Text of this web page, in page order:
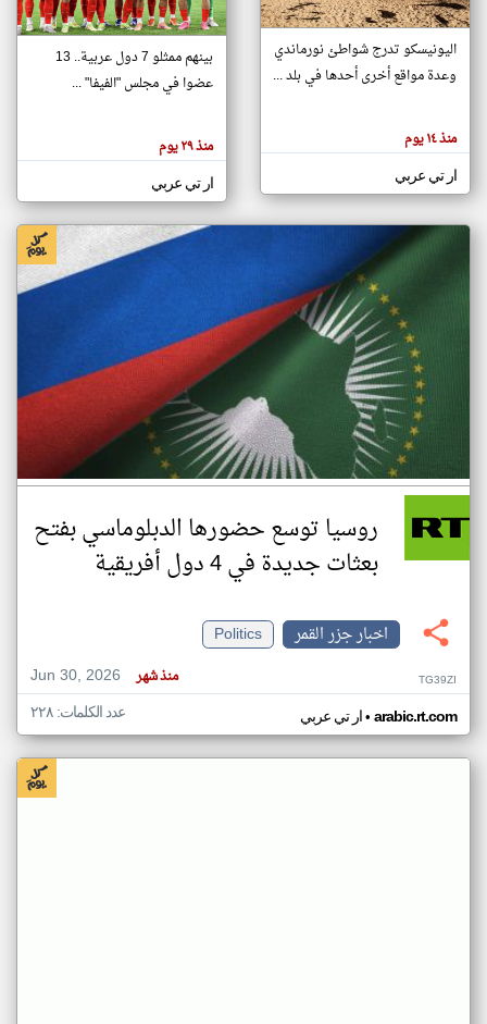
تغيير الدولة
اخبار جزر القمر على مدار الساعة
أهم اخبار جزر القمر العاجلة والمباشرة
هنا عن
وجهة
كاتبيها.
اليونيسكو تدرج شواطئ نورماندي
وعدة مواقع أخرى أحدها في بلد ...
منذ ١٤ يوم
ار تي عربي
بينهم ممثلو 7 دول عربية.. 13
عضوا في مجلس "الفيفا" ...
منذ ٢٩ يوم
ار تي عربي
روسيا توسع حضورها الدبلوماسي بفتح
بعثات جديدة في 4 دول أفريقية
اخبار جزر القمر
Politics
Jun 30, 2026
منذ شهر TG39ZI
ار تي عربي• arabic.rt.com عدد الكلمات: ٢٢٨
klyoum.com